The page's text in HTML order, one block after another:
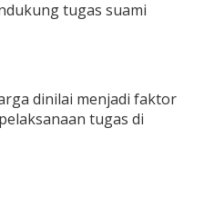
tugas suami
dinilai menjadi faktor
tugas di